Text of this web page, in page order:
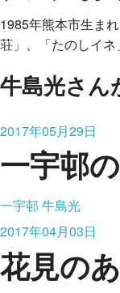
1985年熊本市生ま
荘」、「たのしイ
牛島光さん
2017年05月29日
一宇邨
一宇邨 牛島光
2017年04月03日
花見の